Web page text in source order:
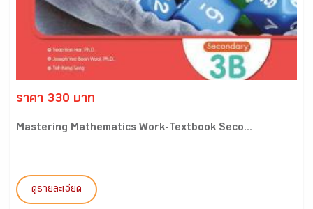
ราคา 330 บาท
Mastering Mathematics Work-Textbook Seco...
ดูรายละเอียด